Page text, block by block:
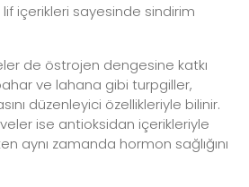
içerikleri sayesinde sindirim
de östrojen dengesine katkı
ve lahana gibi turpgiller,
düzenleyici özellikleriyle bilinir.
ise antioksidan içerikleriyle
aynı zamanda hormon sağlığını